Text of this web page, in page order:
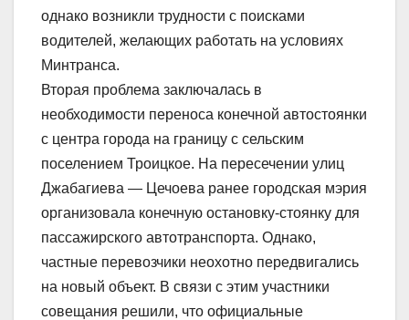
однако возникли трудности с поисками
водителей, желающих работать на условиях
Минтранса.
Вторая проблема заключалась в
необходимости переноса конечной автостоянки
с центра города на границу с сельским
поселением Троицкое. На пересечении улиц
Джабагиева — Цечоева ранее городская мэрия
организовала конечную остановку-стоянку для
пассажирского автотранспорта. Однако,
частные перевозчики неохотно передвигались
на новый объект. В связи с этим участники
совещания решили, что официальные